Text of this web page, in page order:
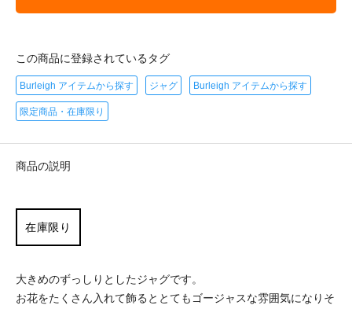
この商品に登録されているタグ
Burleigh アイテムから探す ジャグ Burleigh アイテムから探す
限定商品・在庫限り
商品の説明
在庫限り
大きめのずっしりとしたジャグです。
お花をたくさん入れて飾るととてもゴージャスな雰囲気になりそ